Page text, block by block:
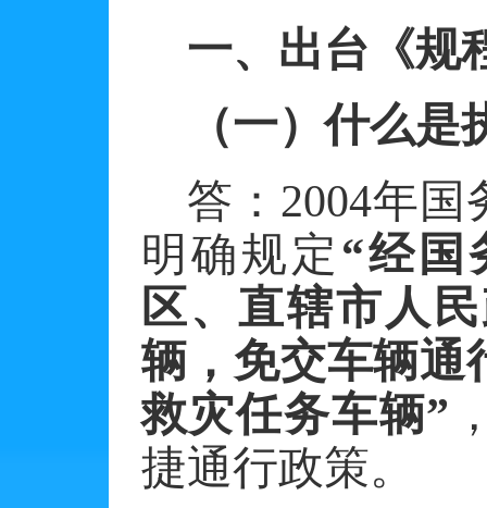
一、出台《规
（一）什么
答： 2004年
明确规定 “经国
区、直辖市人
辆，免交车辆通
救灾任务车辆”
捷通行政策。